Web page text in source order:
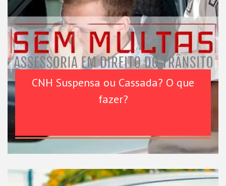
CNH Suspensa ou Cassada? O que
fazer?